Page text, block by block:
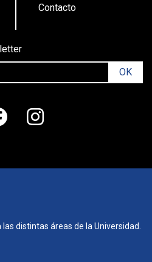
Contacto
OK
distintas áreas de la Universidad.